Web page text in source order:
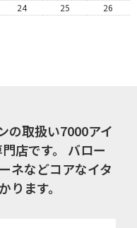
24 25
26
の取扱い7000アイ
店です。
バロー
ネなどコアなイタ
ります。